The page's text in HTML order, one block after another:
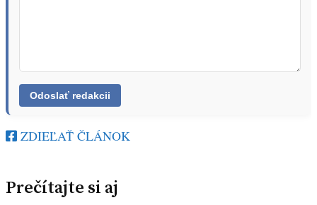
ZDIEĽAŤ ČLÁNOK
Prečítajte si aj